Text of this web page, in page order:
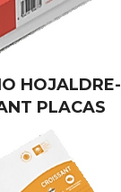
HOJALDRE-
PLACAS